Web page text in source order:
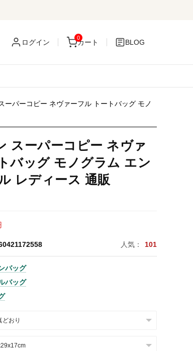
ログイン
0
カート BLOG
ーパーコピー ネヴァーフル トートバッグ モノ
スーパーコピー ネヴァ
バッグ モノグラム エン
レディース 通販
人気： 101
バッグ
バッグ